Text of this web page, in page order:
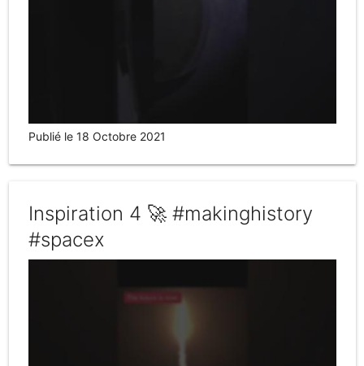
Publié le 18 Octobre 2021
Inspiration 4 🚀 #makinghistory
#spacex